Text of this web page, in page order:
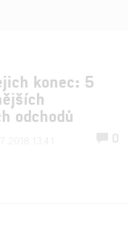
konec: 5
odchodů
0